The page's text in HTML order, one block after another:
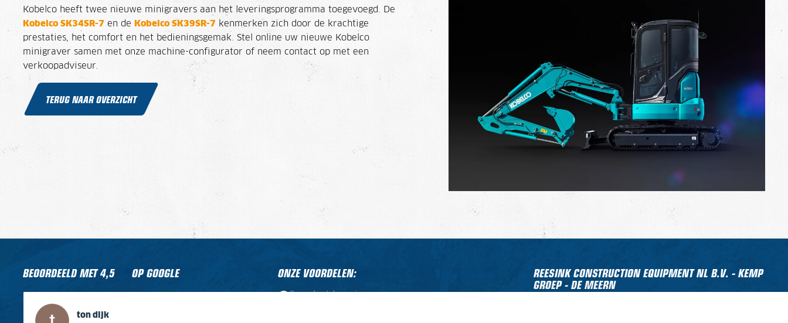
Kobelco heeft twee nieuwe minigravers aan het leveringsprogramma toegevoegd. De
Kobelco SK34SR-7 en de Kobelco SK39SR-7 kenmerken zich door de krachtige
prestaties, het comfort en het bedieningsgemak. Stel online uw nieuwe Kobelco
minigraver samen met onze machine-configurator of neem contact op met een
verkoopadviseur.
TERUG NAAR OVERZICHT
BEOORDEELD MET4,5 OP GOOGLE
ton dijk
Gert van Stein
J B
Jaap Ter Horst
Jurrien Plattel
Kees Van Leeuwen
ton dijk
ONZE VOORDELEN:
Compleet leveringsprogramma
REESINK CONSTRUCTION EQUIPMENT NL B.V. - KEMP
GROEP - DE MEERN